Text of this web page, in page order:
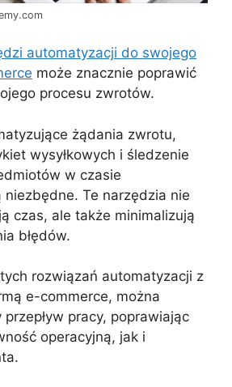
automatyzacji do swojego
może znacznie poprawić
procesu zwrotów.
żądania zwrotu,
wysyłkowych i śledzenie
w czasie
niezbędne. Te narzędzia nie
czas, ale także minimalizują
błędów.
rozwiązań automatyzacji z
e-commerce, można
przepływ pracy, poprawiając
operacyjną, jak i